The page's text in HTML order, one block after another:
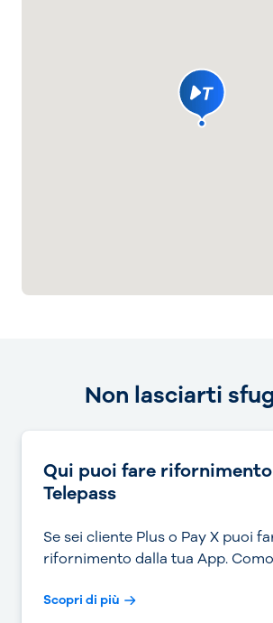
Non lasciarti
Qui puoi fare
Telepass
Se sei cliente Plus o Pay X puoi
rifornimento dalla tua App.
Scopri di più